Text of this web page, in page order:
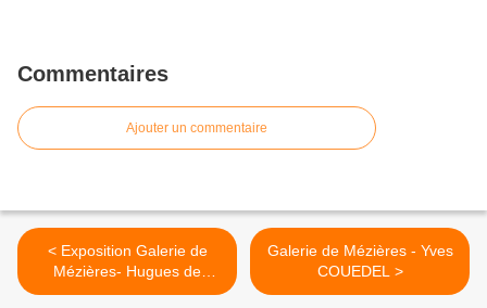
Commentaires
Ajouter un commentaire
< Exposition Galerie de
Mézières- Hugues de
Vendôme
Galerie de Mézières - Yves
COUEDEL >